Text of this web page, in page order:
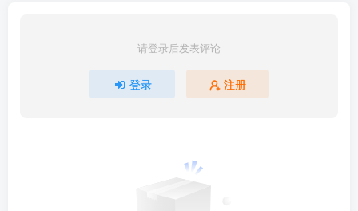
请登录后发表评论
登录 注册